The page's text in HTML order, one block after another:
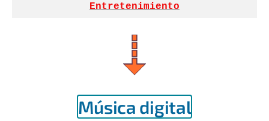
Entretenimiento
Música digital